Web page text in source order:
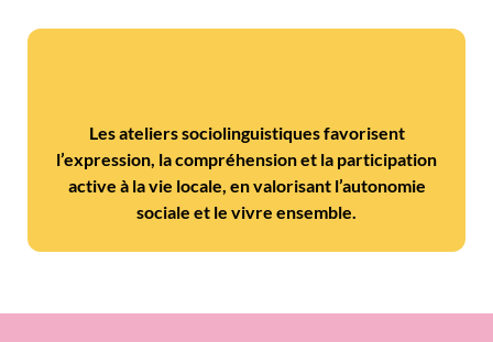
Les ateliers sociolinguistiques favorisent
l’expression, la compréhension et la participation
active à la vie locale, en valorisant l’autonomie
sociale et le vivre ensemble.